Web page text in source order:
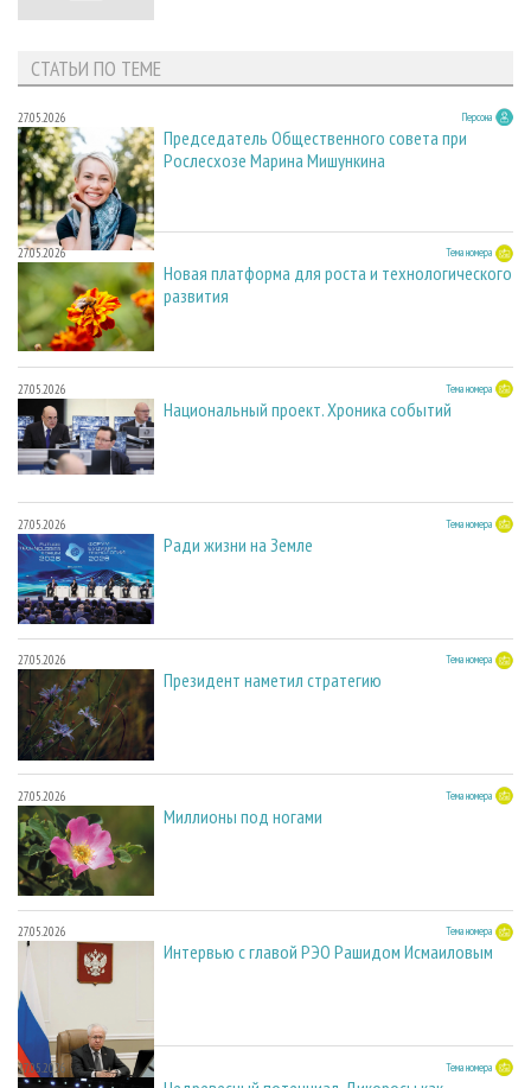
СТАТЬИ ПО ТЕМЕ
27.05.2026 Персона
Председатель Общественного совета при
Рослесхозе Марина Мишункина
27.05.2026 Тема номера
Новая платформа для роста и технологического
развития
27.05.2026 Тема номера
Национальный проект. Хроника событий
27.05.2026 Тема номера
Ради жизни на Земле
27.05.2026 Тема номера
Президент наметил стратегию
27.05.2026 Тема номера
Миллионы под ногами
27.05.2026 Тема номера
Интервью с главой РЭО Рашидом Исмаиловым
27.05.2026 Тема номера